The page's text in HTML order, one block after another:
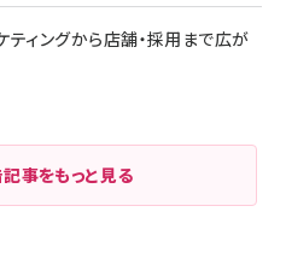
ティングから店舗・採用まで広が
事をもっと見る